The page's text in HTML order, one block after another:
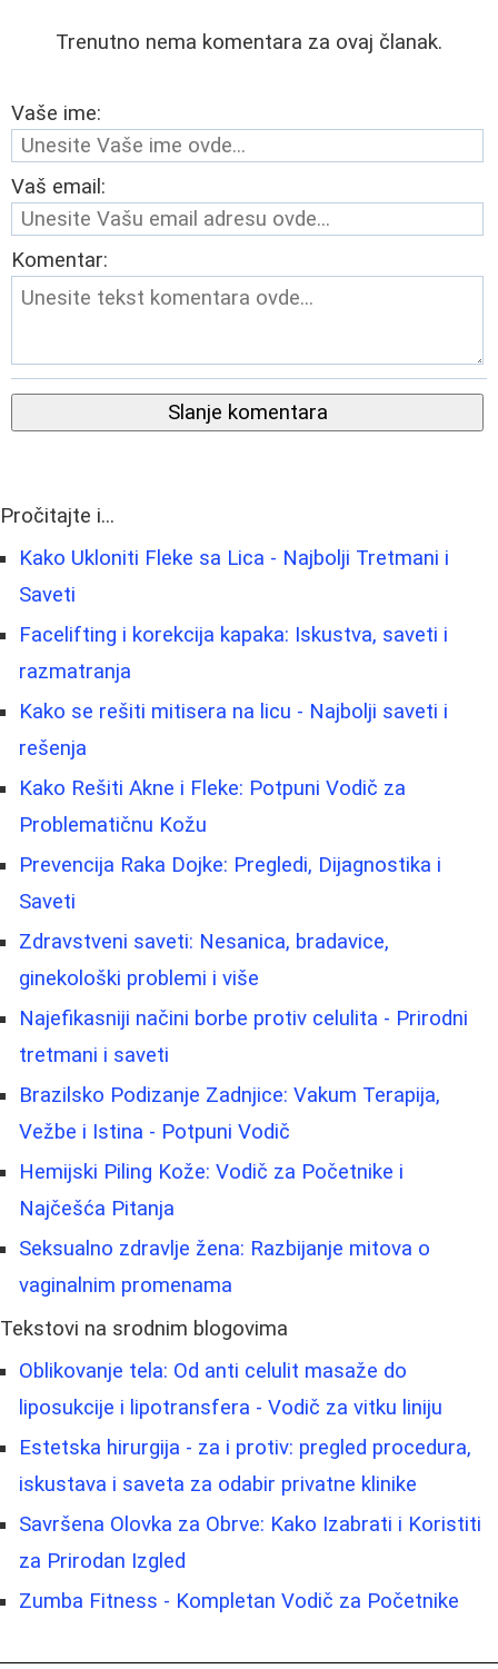
Trenutno nema komentara za ovaj članak.
Vaše ime:
Vaš email:
Komentar:
Slanje komentara
Pročitajte i...
Kako Ukloniti Fleke sa Lica - Najbolji Tretmani i
Saveti
Facelifting i korekcija kapaka: Iskustva, saveti i
razmatranja
Kako se rešiti mitisera na licu - Najbolji saveti i
rešenja
Kako Rešiti Akne i Fleke: Potpuni Vodič za
Problematičnu Kožu
Prevencija Raka Dojke: Pregledi, Dijagnostika i
Saveti
Zdravstveni saveti: Nesanica, bradavice,
ginekološki problemi i više
Najefikasniji načini borbe protiv celulita - Prirodni
tretmani i saveti
Brazilsko Podizanje Zadnjice: Vakum Terapija,
Vežbe i Istina - Potpuni Vodič
Hemijski Piling Kože: Vodič za Početnike i
Najčešća Pitanja
Seksualno zdravlje žena: Razbijanje mitova o
vaginalnim promenama
Tekstovi na srodnim blogovima
Oblikovanje tela: Od anti celulit masaže do
liposukcije i lipotransfera - Vodič za vitku liniju
Estetska hirurgija - za i protiv: pregled procedura,
iskustava i saveta za odabir privatne klinike
Savršena Olovka za Obrve: Kako Izabrati i Koristiti
za Prirodan Izgled
Zumba Fitness - Kompletan Vodič za Početnike